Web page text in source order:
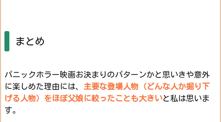
まとめ
パニックホラー映画お決まりのパターンかと思いきや意外
に楽しめた理由には、 主要な登場人物（どんな人か掘り下
げる人物）をほぼ父娘に絞ったことも大きいと私は思いま
す。